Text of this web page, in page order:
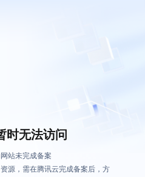
时无法访问
站未完成备案
源，需在腾讯云完成备案后，方